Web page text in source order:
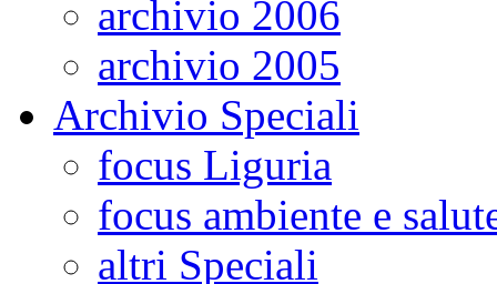
archivio 2006
archivio 2005
Archivio Speciali
focus Liguria
focus ambiente e
altri Speciali